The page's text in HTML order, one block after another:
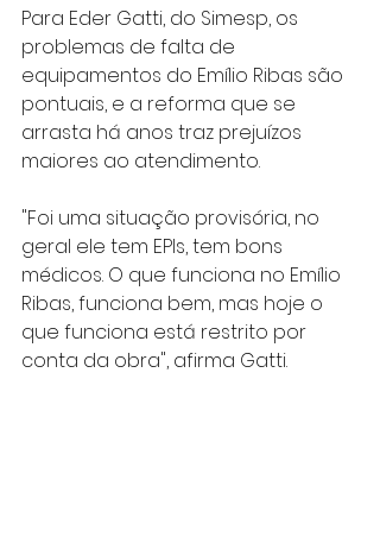
Para Eder Gatti, do Simesp, os
problemas de falta de
equipamentos do Emílio Ribas são
pontuais, e a reforma que se
arrasta há anos traz prejuízos
maiores ao atendimento.
"Foi uma situação provisória, no
geral ele tem EPIs, tem bons
médicos. O que funciona no Emílio
Ribas, funciona bem, mas hoje o
que funciona está restrito por
conta da obra", afirma Gatti.